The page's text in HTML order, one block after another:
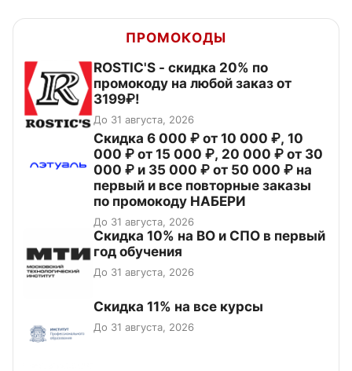
ПРОМОКОДЫ
ROSTIC'S - скидка 20% по
промокоду на любой заказ от
3199₽!
До 31 августа, 2026
Скидка 6 000 ₽ от 10 000 ₽, 10
000 ₽ от 15 000 ₽, 20 000 ₽ от 30
000 ₽ и 35 000 ₽ от 50 000 ₽ на
первый и все повторные заказы
по промокоду НАБЕРИ
До 31 августа, 2026
Скидка 10% на ВО и СПО в первый
год обучения
До 31 августа, 2026
Скидка 11% на все курсы
До 31 августа, 2026